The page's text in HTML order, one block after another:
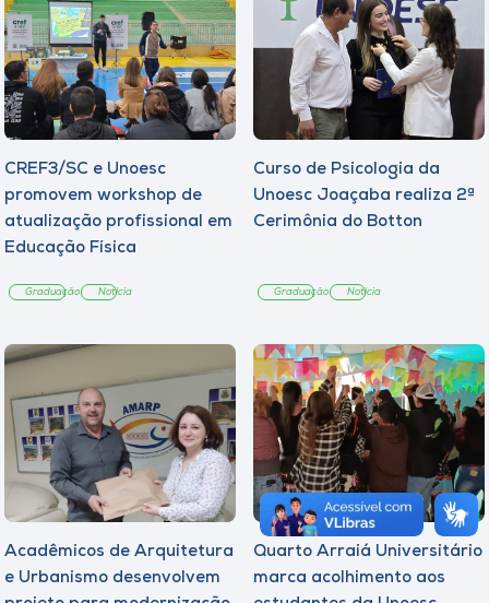
CREF3/SC e Unoesc
promovem workshop de
atualização profissional em
Educação Física
Graduação Notícia
Curso de Psicologia da
Unoesc Joaçaba realiza 2ª
Cerimônia do Botton
Graduação Notícia
Acadêmicos de Arquitetura
e Urbanismo desenvolvem
Quarto Arraiá Universitário
marca acolhimento aos